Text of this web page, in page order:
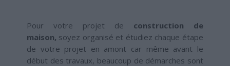
Pour votre projet de construction de
maison, soyez organisé et étudiez chaque étape
de votre projet en amont car même avant le
début des travaux, beaucoup de démarches sont